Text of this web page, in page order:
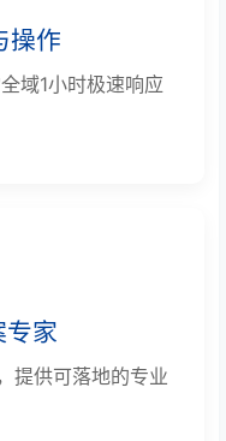
操作
域1小时极速响应
专家
提供可落地的专业